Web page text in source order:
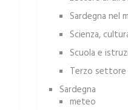
Sardegna nel
Scienza,
Scuola e
Terzo settore
Sardegna
meteo